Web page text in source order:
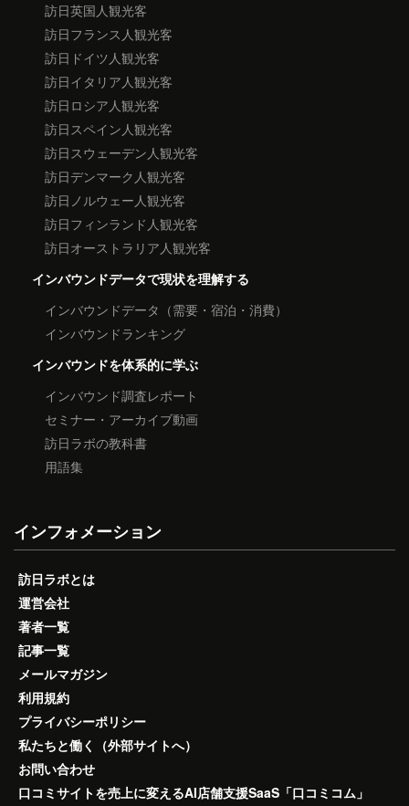
訪日英国人観光客
訪日フランス人観光客
訪日ドイツ人観光客
訪日イタリア人観光客
訪日ロシア人観光客
訪日スペイン人観光客
訪日スウェーデン人観光客
訪日デンマーク人観光客
訪日ノルウェー人観光客
訪日フィンランド人観光客
訪日オーストラリア人観光客
インバウンドデータで現状を理解する
インバウンドデータ（需要・宿泊・消費）
インバウンドランキング
インバウンドを体系的に学ぶ
インバウンド調査レポート
セミナー・アーカイブ動画
訪日ラボの教科書
用語集
インフォメーション
訪日ラボとは
運営会社
著者一覧
記事一覧
メールマガジン
利用規約
プライバシーポリシー
私たちと働く（外部サイトへ）
お問い合わせ
口コミサイトを売上に変えるAI店舗支援SaaS「口コミコム」